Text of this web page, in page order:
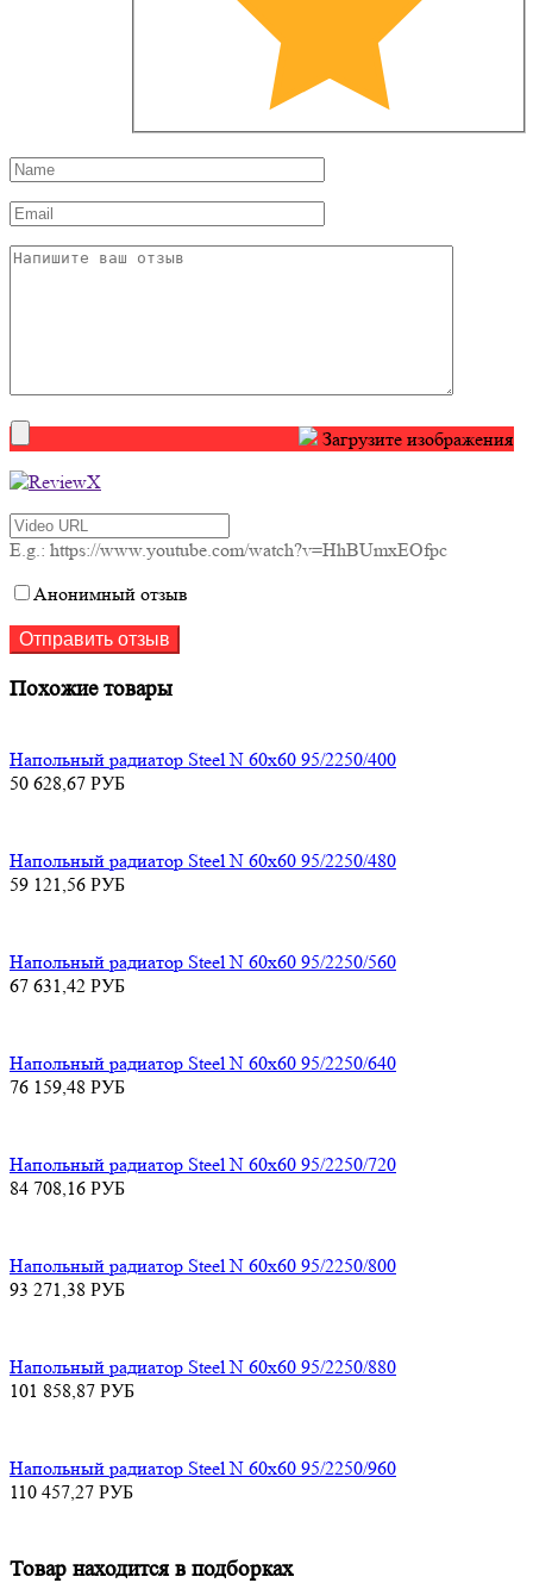
Загрузите изображения
E.g.: https://www.youtube.com/watch?v=HhBUmxEOfpc
Анонимный отзыв
Похожие товары
Напольный радиатор Steel N 60х60 95/2250/400
50 628,67 РУБ
Напольный радиатор Steel N 60х60 95/2250/480
59 121,56 РУБ
Напольный радиатор Steel N 60х60 95/2250/560
67 631,42 РУБ
Напольный радиатор Steel N 60х60 95/2250/640
76 159,48 РУБ
Напольный радиатор Steel N 60х60 95/2250/720
84 708,16 РУБ
Напольный радиатор Steel N 60х60 95/2250/800
93 271,38 РУБ
Напольный радиатор Steel N 60х60 95/2250/880
101 858,87 РУБ
Напольный радиатор Steel N 60х60 95/2250/960
110 457,27 РУБ
Товар находится в подборках